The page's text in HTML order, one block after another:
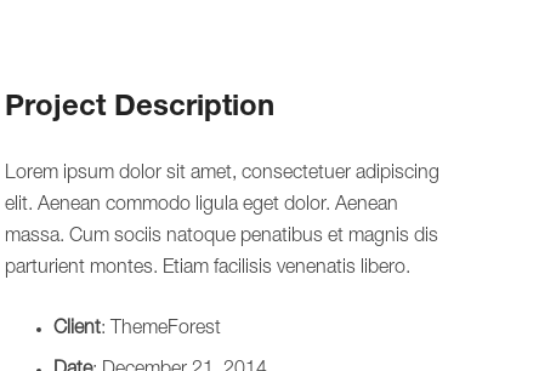
Project Description
Lorem ipsum dolor sit amet, consectetuer adipiscing
elit. Aenean commodo ligula eget dolor. Aenean
massa. Cum sociis natoque penatibus et magnis dis
parturient montes. Etiam facilisis venenatis libero.
Client: ThemeForest